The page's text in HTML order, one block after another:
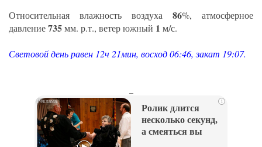
Относительная влажность воздуха 86%, атмосферное
давление735мм. р.т., ветер южный 1 м/с.
Световой день равен 12ч 21мин, восход 06:46, закат 19:07.
i
Ролик длится
несколько секунд,
а смеяться вы